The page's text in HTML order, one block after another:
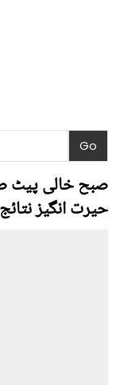
حیرت انگیز